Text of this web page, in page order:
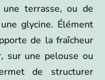
une terrasse, ou de
glycine. Élément
de la fraîcheur
sur une pelouse ou
de structurer